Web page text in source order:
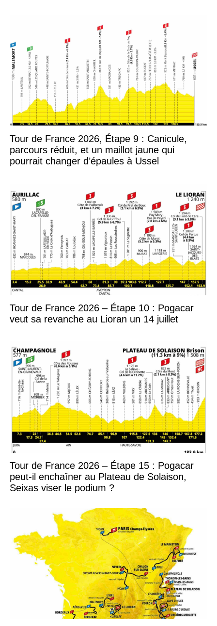
Tour de France 2026, Étape 9 : Canicule,
parcours réduit, et un maillot jaune qui
pourrait changer d’épaules à Ussel
Tour de France 2026 – Étape 10 : Pogacar
veut sa revanche au Lioran un 14 juillet
Tour de France 2026 – Étape 15 : Pogacar
peut-il enchaîner au Plateau de Solaison,
Seixas viser le podium ?